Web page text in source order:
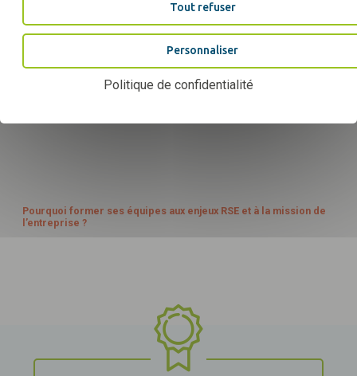
MODÈLE D’AFFAIRE
Construire un étiquetage produit, clair et conforme
Pourquoi former ses équipes aux enjeux RSE et à la mission de
l’entreprise ?
Tout refuser
Personnaliser
Politique de confidentialité